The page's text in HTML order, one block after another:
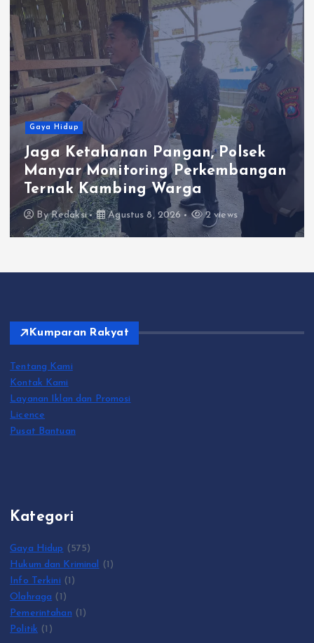
Pangan, Polsek
Perkembangan
Warga
8, 2026 2 views
Gaya Hidup
Satlantas
Kepedulian
Berkah
ByRedaksi
Kumparan Rakyat
Tentang Kami
Kontak Kami
Layanan Iklan dan Promosi
Licence
Pusat Bantuan
Kategori
Gaya Hidup (575)
Hukum dan Kriminal (1)
Info Terkini (1)
Olahraga (1)
Pemerintahan (1)
Politik (1)